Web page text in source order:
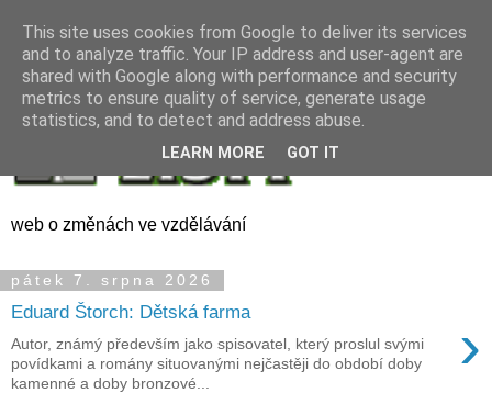
web o změnách ve vzdělávání
pátek 7. srpna 2026
Eduard Štorch: Dětská farma ›
Autor, známý především jako spisovatel, který proslul svými
povídkami a romány situovanými nejčastěji do období doby
kamenné a doby bronzové...
This site uses cookies from Google to deliver its services
and to analyze traffic. Your IP address and user-agent are
shared with Google along with performance and security
metrics to ensure quality of service, generate usage
statistics, and to detect and address abuse.
LEARN MORE GOT IT